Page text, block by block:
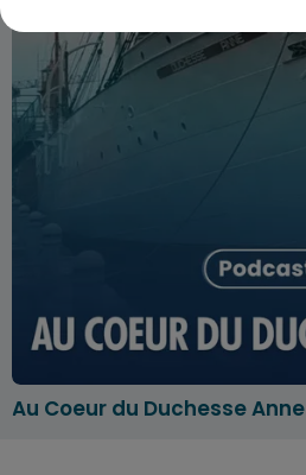
Au Coeur du Duchesse Anne